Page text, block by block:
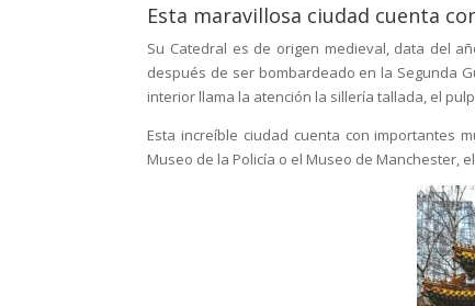
Esta maravillosa ciudad cuenta
Su Catedral es de origen medieval, data del
después de ser bombardeado en la Segunda
interior llama la atención la sillería tallada, el
Esta increíble ciudad cuenta con importantes
Museo de la Policía o el Museo de Manchester,